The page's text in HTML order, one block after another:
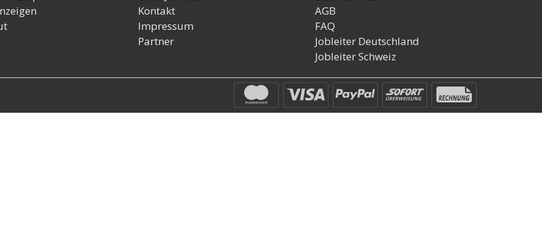
Kontakt
Impressum
Partner
AGB
FAQ
Jobleiter Deutschland
Jobleiter Schweiz